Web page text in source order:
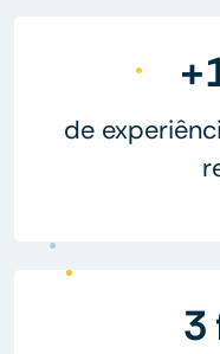
de
3